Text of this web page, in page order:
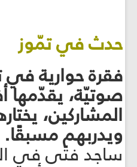
حدث في تمّوز
فقرة حوارية
صوتيّة، يقدّمها
المشاركين،
ويدربهم مسبقًا.
ساجد فتًى في